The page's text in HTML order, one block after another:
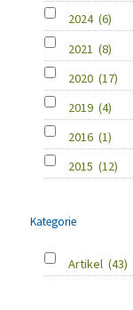
2024 (6)
2021 (8)
2020 (17)
2019 (4)
2016 (1)
2015 (12)
Kategorie
Artikel (43)